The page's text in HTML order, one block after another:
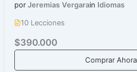
por Jeremias Vergarain Idiomas
10 Lecciones
$390.000
Comprar Ahora